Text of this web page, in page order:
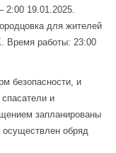
2:00 19.01.2025.
для жителей
Время работы: 23:00
безопасности, и
и
запланированы
обряд